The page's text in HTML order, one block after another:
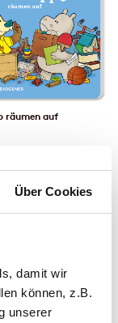
Über Cookies
damit wir
können, z.B.
unserer
räumen auf